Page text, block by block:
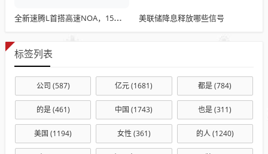
全新速腾L首搭高速NOA，15英寸2K屏+8155芯片，这配置新能源看了都慌 美联储降息释放哪些信号
标签列表
公司 (587) 亿元(1681) 都是(784)
的是(461) 中国 (1743) 也是(311)
美国 (1194) 女性 (361) 的人(1240)